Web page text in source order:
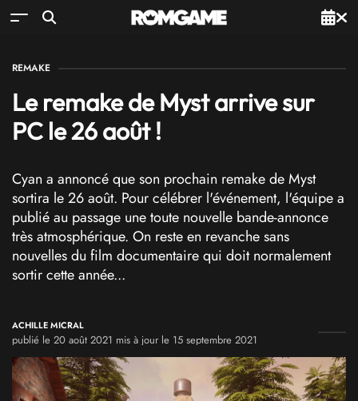
REMAKE
Le remake de Myst arrive sur
PC le 26 août !
Cyan a annoncé que son prochain remake de Myst
sortira le 26 août. Pour célébrer l'événement, l'équipe a
publié au passage une toute nouvelle bande-annonce
très atmosphérique. On reste en revanche sans
nouvelles du film documentaire qui doit normalement
sortir cette année...
ACHILLE MICRAL
publié le 20 août 2021 mis à jour le 15 septembre 2021